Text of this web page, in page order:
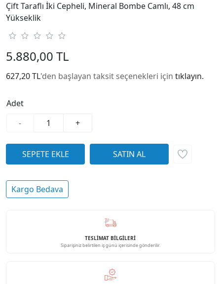
Çift Taraflı İki Cepheli, Mineral Bombe Camlı, 48 cm
Yükseklik
5.880,00 TL
627,20 TL'den başlayan taksit seçenekleri için tıklayın.
Adet
-
+
Kargo Bedava
TESLİMAT BİLGİLERİ
Siparişiniz belirtilen iş günü içerisinde gönderilir.